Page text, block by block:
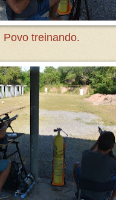
Povo treinando.